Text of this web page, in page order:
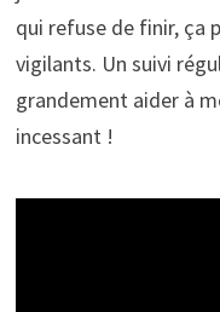
qui refuse de finir, ça
vigilants. Un suivi
grandement aider à
incessant !